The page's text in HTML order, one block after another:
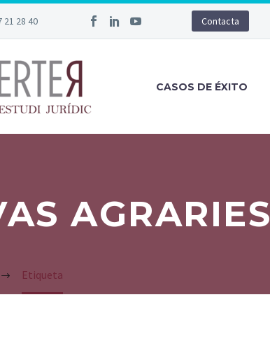
21 28 40 Contacta
CASOS DE ÉXITO
AGRARIES
Etiqueta